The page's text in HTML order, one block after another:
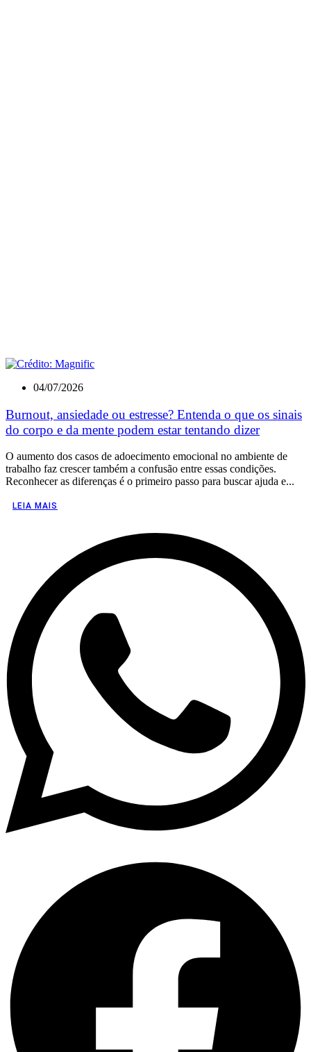
04/07/2026
Burnout, ansiedade ou estresse? Entenda o que os sinais
do corpo e da mente podem estar tentando dizer
O aumento dos casos de adoecimento emocional no ambiente de
trabalho faz crescer também a confusão entre essas condições.
Reconhecer as diferenças é o primeiro passo para buscar ajuda e...
LEIA MAIS